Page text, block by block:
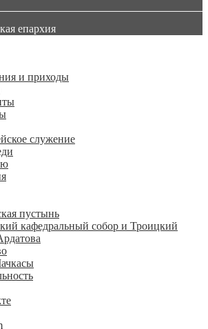
епархия
и приходы
служение
пустынь
кафедральный собор и Троицкий